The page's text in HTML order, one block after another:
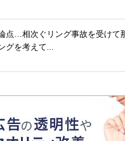
点…相次ぐリング事故を受けて
グを考えて...